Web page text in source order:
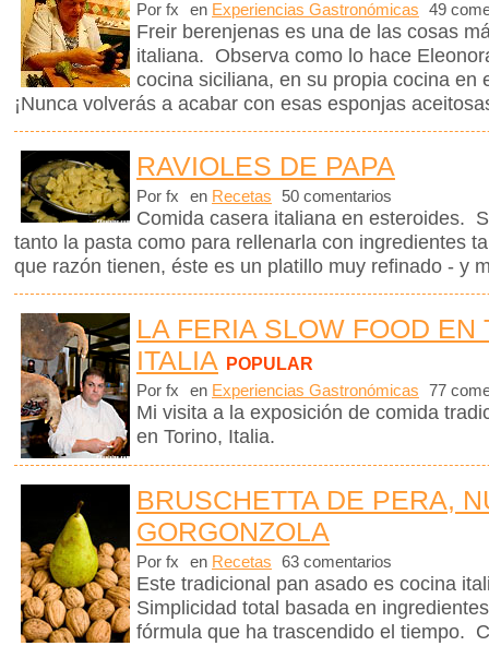
Por fx en Experiencias Gastronómicas 49
Freir berenjenas es una de las cosas
italiana. Observa como lo hace
cocina siciliana, en su propia cocina en
¡Nunca volverás a acabar con esas esponjas
RAVIOLES DE PAPA
Por fx en Recetas 50 comentarios
Comida casera italiana en esteroides.
tanto la pasta como para rellenarla con ingredientes
que razón tienen, éste es un platillo muy refinado - y
LA FERIA SLOW FOOD EN
ITALIA
POPULAR
Por fx en Experiencias Gastronómicas 77
Mi visita a la exposición de comida
en Torino, Italia.
BRUSCHETTA DE PERA,
GORGONZOLA
Por fx en Recetas 63 comentarios
Este tradicional pan asado es cocina
Simplicidad total basada en
fórmula que ha trascendido el tiempo.